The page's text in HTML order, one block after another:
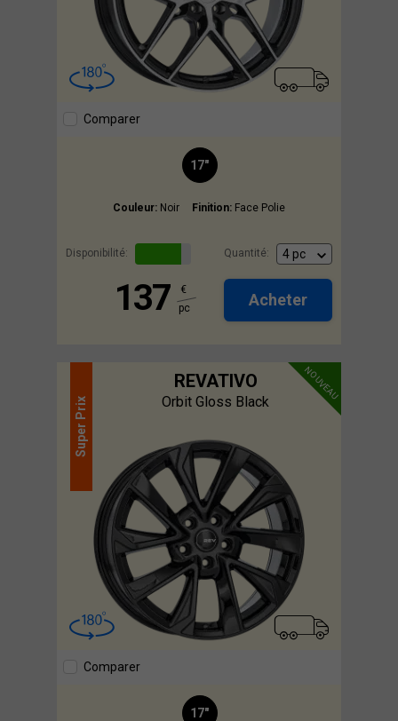
Comparer
17"
Couleur: Noir Finition: Face Polie
Disponibilité: Quantité:
137
€
pc
Acheter
NOUVEAU
REVATIVO
Orbit Gloss Black
Super
Prix
Comparer
17"